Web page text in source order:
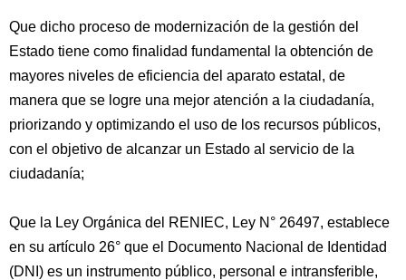
Que dicho proceso de modernización de la gestión del
Estado tiene como finalidad fundamental la obtención de
mayores niveles de eficiencia del aparato estatal, de
manera que se logre una mejor atención a la ciudadanía,
priorizando y optimizando el uso de los recursos públicos,
con el objetivo de alcanzar un Estado al servicio de la
ciudadanía;
Que la Ley Orgánica del RENIEC, Ley N° 26497, establece
en su artículo 26° que el Documento Nacional de Identidad
(DNI) es un instrumento público, personal e intransferible,